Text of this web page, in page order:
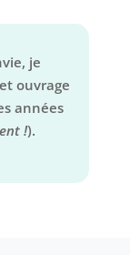
je
ouvrage
années
!).